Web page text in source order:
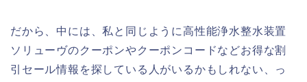
だから、中には、私と同じように高性能浄水整水装置
ソリューヴのクーポンやクーポンコードなどお得な割
引セール情報を探している人がいるかもしれない、っ